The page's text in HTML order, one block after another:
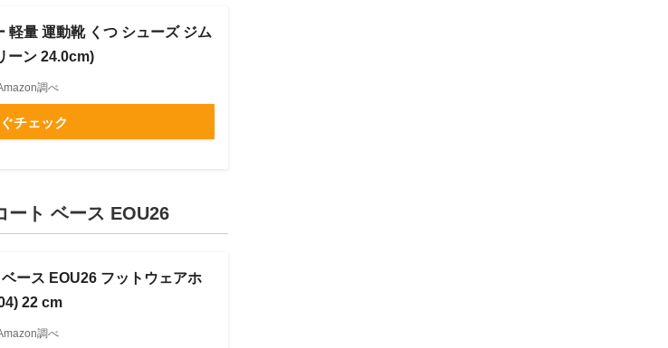
軽量 運動靴 くつ シューズ ジム
ーン 24.0cm)
調べ
チェック
ト ベース EOU26
ース EOU26 フットウェアホ
22 cm
調べ